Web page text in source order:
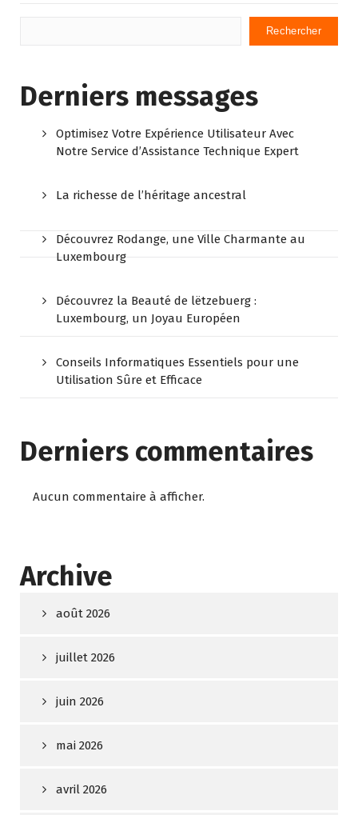
Rechercher
Derniers messages
Optimisez Votre Expérience Utilisateur Avec
Notre Service d’Assistance Technique Expert
La richesse de l’héritage ancestral
Découvrez Rodange, une Ville Charmante au
Luxembourg
Découvrez la Beauté de lëtzebuerg :
Luxembourg, un Joyau Européen
Conseils Informatiques Essentiels pour une
Utilisation Sûre et Efficace
Derniers commentaires
Aucun commentaire à afficher.
Archive
août 2026
juillet 2026
juin 2026
mai 2026
avril 2026